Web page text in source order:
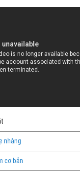
nhàng
cơ bản